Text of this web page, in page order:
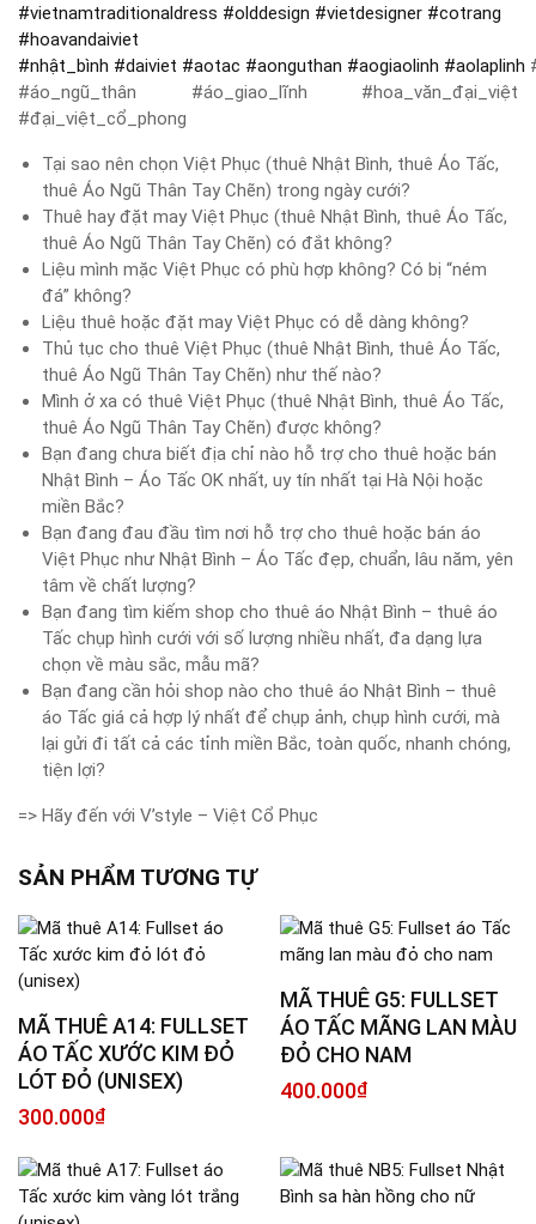
#vietnamtraditionaldress #olddesign #vietdesigner #cotrang
#hoavandaiviet
#nhật_bình #daiviet #aotac #aonguthan #aogiaolinh #aolaplinh
#áo_ngũ_thân #áo_giao_lĩnh #hoa_văn_đại_việt
#đại_việt_cổ_phong
Tại sao nên chọn Việt Phục (thuê Nhật Bình, thuê Áo Tấc,
thuê Áo Ngũ Thân Tay Chẽn) trong ngày cưới?
Thuê hay đặt may Việt Phục (thuê Nhật Bình, thuê Áo Tấc,
thuê Áo Ngũ Thân Tay Chẽn) có đắt không?
Liệu mình mặc Việt Phục có phù hợp không? Có bị “ném
đá” không?
Liệu thuê hoặc đặt may Việt Phục có dễ dàng không?
Thủ tục cho thuê Việt Phục (thuê Nhật Bình, thuê Áo Tấc,
thuê Áo Ngũ Thân Tay Chẽn) như thế nào?
Mình ở xa có thuê Việt Phục (thuê Nhật Bình, thuê Áo Tấc,
thuê Áo Ngũ Thân Tay Chẽn) được không?
Bạn đang chưa biết địa chỉ nào hỗ trợ cho thuê hoặc bán
Nhật Bình – Áo Tấc OK nhất, uy tín nhất tại Hà Nội hoặc
miền Bắc?
Bạn đang đau đầu tìm nơi hỗ trợ cho thuê hoặc bán áo
Việt Phục như Nhật Bình – Áo Tấc đẹp, chuẩn, lâu năm, yên
tâm về chất lượng?
Bạn đang tìm kiếm shop cho thuê áo Nhật Bình – thuê áo
Tấc chụp hình cưới với số lượng nhiều nhất, đa dạng lựa
chọn về màu sắc, mẫu mã?
Bạn đang cần hỏi shop nào cho thuê áo Nhật Bình – thuê
áo Tấc giá cả hợp lý nhất để chụp ảnh, chụp hình cưới, mà
lại gửi đi tất cả các tỉnh miền Bắc, toàn quốc, nhanh chóng,
tiện lợi?
=> Hãy đến với V’style – Việt Cổ Phục
SẢN PHẨM TƯƠNG TỰ
MÃ THUÊ A14: FULLSET
ÁO TẤC XƯỚC KIM ĐỎ
LÓT ĐỎ (UNISEX)
300.000₫
MÃ THUÊ G5: FULLSET
ÁO TẤC MÃNG LAN MÀU
ĐỎ CHO NAM
400.000₫